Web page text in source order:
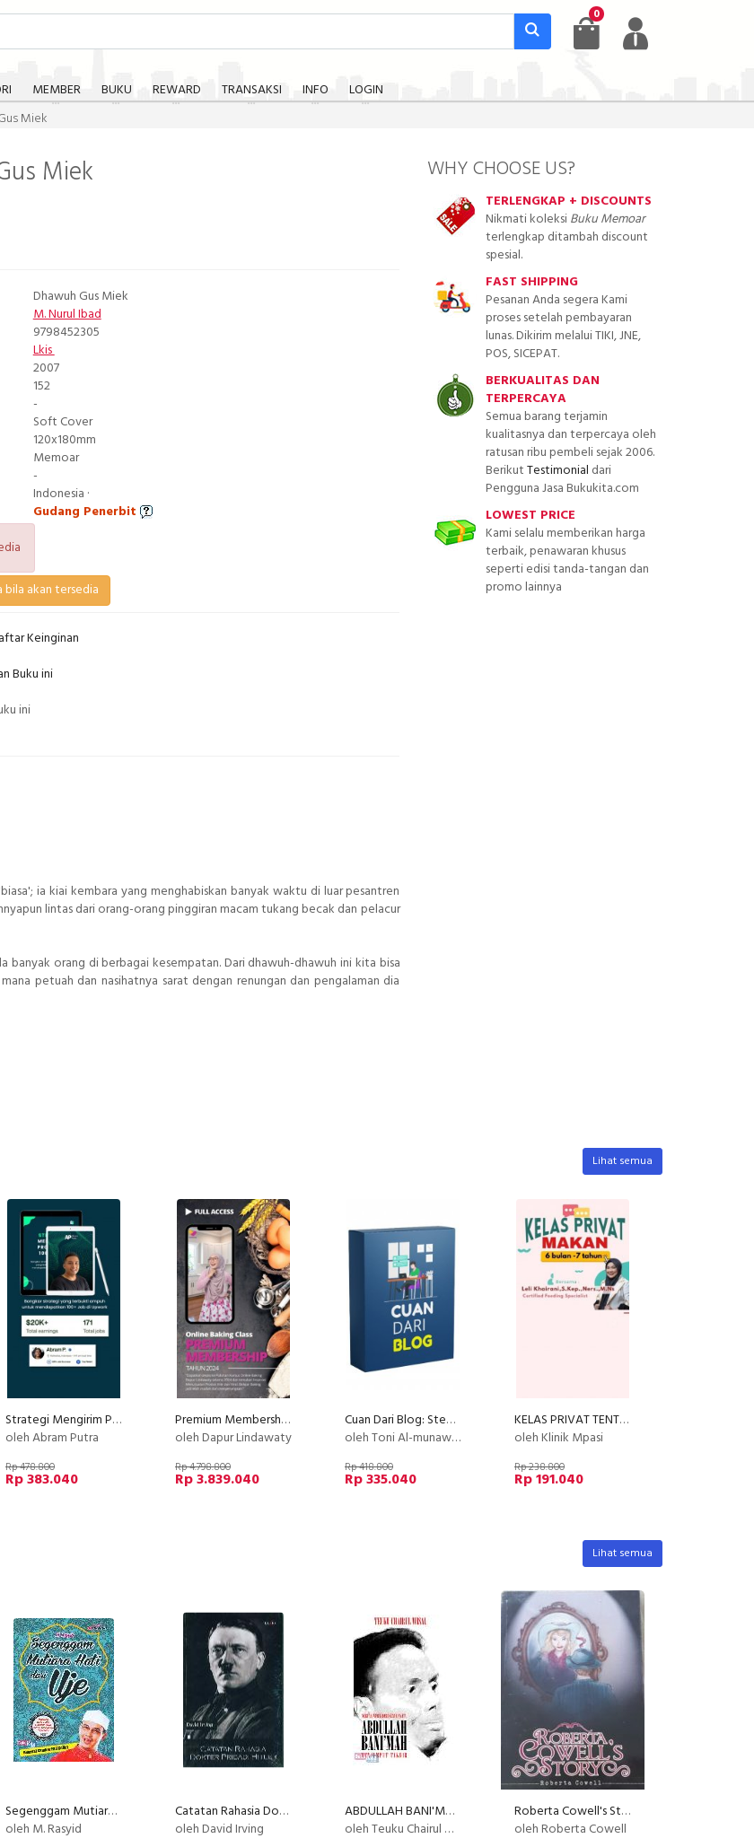
0
MEMBER BUKU REWARD TRANSAKSI INFO
LOGIN
Miek
Miek
Dhawuh Gus Miek
M. Nurul Ibad
9798452305
Lkis
2007
152
-
Soft Cover
120x180mm
Memoar
-
Indonesia ·
Gudang Penerbit
bila akan tersedia
Keinginan
Buku ini
ini
ia kiai kembara yang menghabiskan banyak waktu di luar pesantren
lintas dari orang-orang pinggiran macam tukang becak dan pelacur
banyak orang di berbagai kesempatan. Dari dhawuh-dhawuh ini kita bisa
petuah dan nasihatnya sarat dengan renungan dan pengalaman dia
WHY CHOOSE US?
TERLENGKAP + DISCOUNTS
Nikmati koleksiBuku Memoar
terlengkap ditambah discount
spesial.
FAST SHIPPING
Pesanan Anda segera Kami
proses setelah pembayaran
lunas. Dikirim melalui TIKI, JNE,
POS, SICEPAT.
BERKUALITAS DAN
TERPERCAYA
Semua barang terjamin
kualitasnya dan terpercaya oleh
ratusan ribu pembeli sejak 2006.
BerikutTestimonial dari
Pengguna Jasa Bukukita.com
LOWEST PRICE
Kami selalu memberikan harga
terbaik, penawaran khusus
seperti edisi tanda-tangan dan
promo lainnya
Lihat semua
Strategi Mengirim Proposal 100+ Job
oleh Abram Putra
Rp 478.800
Rp 383.040
Premium Membership Dapur Lindawaty PU
oleh Dapur Lindawaty
Rp 4.798.800
Rp 3.839.040
Cuan Dari Blog: Step by Step Membuat Blog Profesional yang Menghasilkan Cuan
oleh Toni Al-munawwar
Rp 418.800
Rp 335.040
KELAS PRIVAT TENTANG MAKAN (by Klinik MPASI )
oleh Klinik Mpasi
Rp 238.800
Rp 191.040
Lihat semua
Segenggam Mutiara Hati dari Uje (Disertai gambar full collor)
oleh M. Rasyid
Catatan Rahasia Dokter Pribadi Hitler
oleh David Irving
ABDULLAH BANI'MAH : Menjemput Takdir
oleh Teuku Chairul Wisal
Roberta Cowell's Story
oleh Roberta Cowell